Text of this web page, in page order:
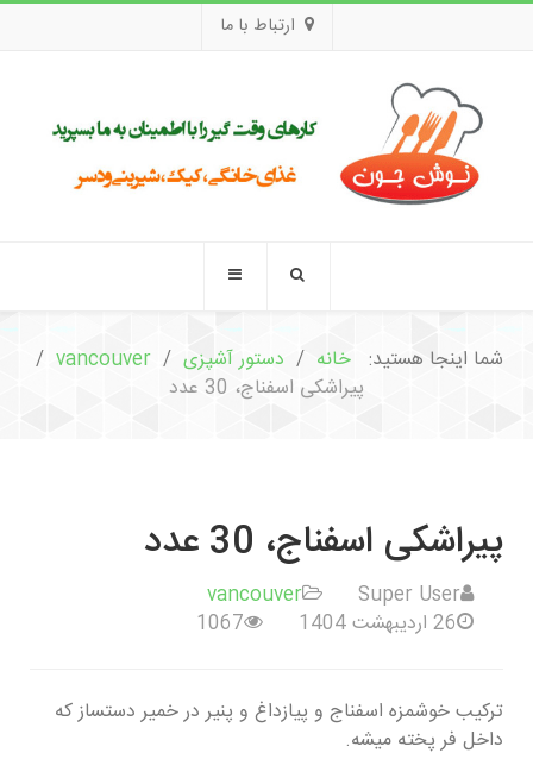
ارتباط با ما
شما اینجا هستید: خانه دستور آشپزی
vancouver
پیراشکی اسفناج، 30 عدد
پیراشکی اسفناج، 30 عدد
Super User
vancouver
26 ارديبهشت 1404
1067
ترکیب خوشمزه اسفناج و پیازداغ و پنیر در خمیر دستساز که
داخل فر پخته میشه.